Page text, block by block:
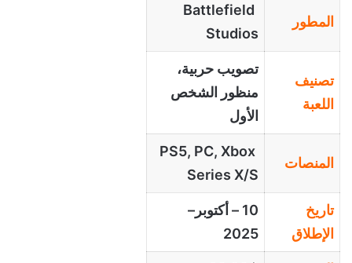
المطور
Battlefield
Studios
تصنيف
اللعبة
تصويب حربية،
منظور الشخص
الأول
المنصات
PS5, PC, Xbox
Series X/S
تاريخ
الإطلاق
10
–أكتوبر–
2025